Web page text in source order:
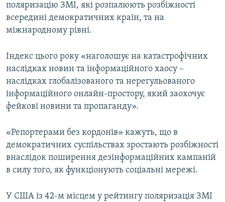
поляризацію ЗМІ, які розпалюють розбіжності
всередині демократичних країн, та на
міжнародному рівні.
Індекс цього року «наголошує на катастрофічних
наслідках новин та інформаційного хаосу –
наслідках глобалізованого та нерегульованого
інформаційного онлайн-простору, який заохочує
фейкові новини та пропаганду».
«Репортерами без кордонів» кажуть, що в
демократичних суспільствах зростають розбіжності
внаслідок поширення дезінформаційних кампаній
в силу того, як функціонують соціальні мережі.
У США із 42-м місцем у рейтингу поляризація ЗМІ